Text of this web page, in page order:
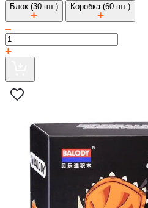
Блок (30 шт.) Коробка (60 шт.)